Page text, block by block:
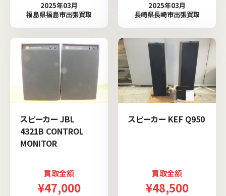
2025年03月
福島県福島市出張買取
2025年03月
長崎県長崎市出張買取
スピーカー JBL
4321B CONTROL
MONITOR
買取金額
¥47,000
スピーカー KEF Q950
買取金額
¥48,500